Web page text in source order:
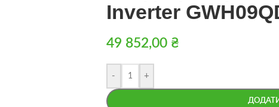
Inverter
49 852,00 ₴
- +